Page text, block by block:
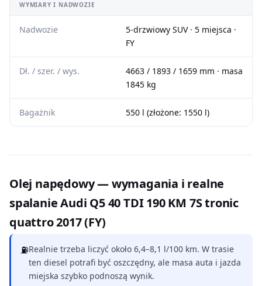
WYMIARY I NADWOZIE
Nadwozie
5-drzwiowy SUV · 5 miejsca ·
FY
Dł. / szer. / wys.
4663 / 1893 / 1659 mm · masa
1845 kg
Bagażnik 550 l (złożone: 1550 l)
Olej napędowy — wymagania i realne
spalanie Audi Q5 40 TDI 190 KM 7S tronic
quattro 2017 (FY)
⛽Realnie trzeba liczyć około 6,4–8,1 l/100 km. W trasie
ten diesel potrafi być oszczędny, ale masa auta i jazda
miejska szybko podnoszą wynik.